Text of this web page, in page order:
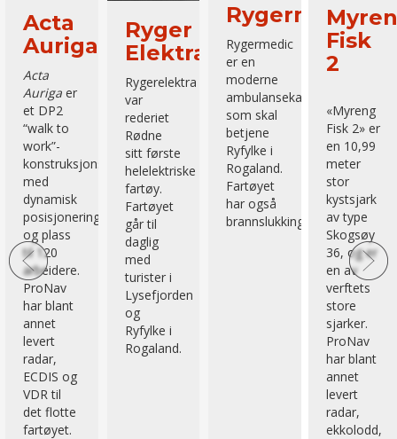
Myreng
Fisk
«Myreng
Fisk 2» er
en 10,99
meter
stor
kystsjark
av type
Skogsøy
36, og er
en av
verftets
store
sjarker.
ProNav
har blant
annet
levert
radar,
ekkolodd,
Oddrun
With
With er
reder Egil
Ulvan
Rederi AS
sitt 8.
fartøy.
Fartøyet
bruker i
hovedsak
LNG
(flytende
naturgass)
til
fremdrift
, samt en
batteripakke
Windea
Jules
Verne
Windea
Jules
Verne er
reder Bernhard
Schulte
Offshore
sitt første
hybride
Ingrid
Ingrid
Alexandra
er et høyt
teknologisk
eid av